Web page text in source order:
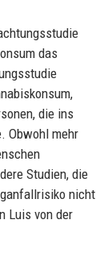
das
die ins
Obwohl mehr
Studien, die
nicht
Luis von der